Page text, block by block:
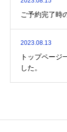
ご予約完了時
2023.08.13
トップページ
した。